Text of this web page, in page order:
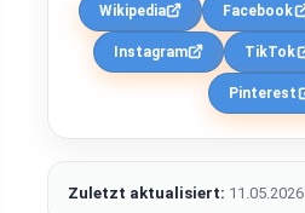
Wikipedia Facebook
Instagram TikTok
Pinterest
Zuletzt aktualisiert: 11.05.2026